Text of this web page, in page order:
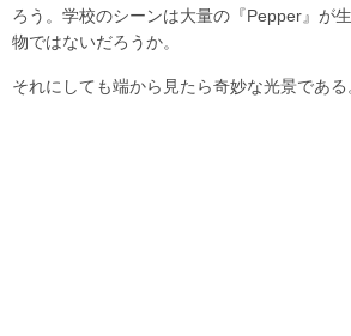
ろう。学校のシーンは大量の『Pepper』が
物ではないだろうか。
それにしても端から見たら奇妙な光景である